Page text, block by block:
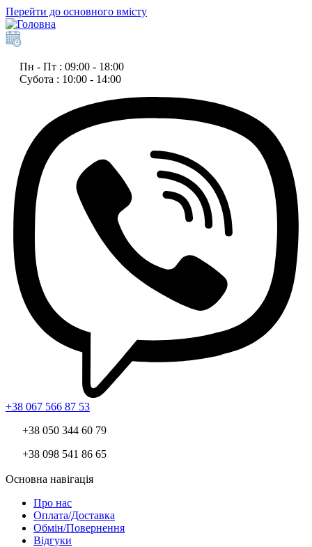
Перейти до основного вмісту
Пн - Пт : 09:00 - 18:00
Субота : 10:00 - 14:00
+38 067 566 87 53
+38 050 344 60 79
+38 098 541 86 65
Основна навігація
Про нас
Оплата/Доставка
Обмін/Повернення
Відгуки